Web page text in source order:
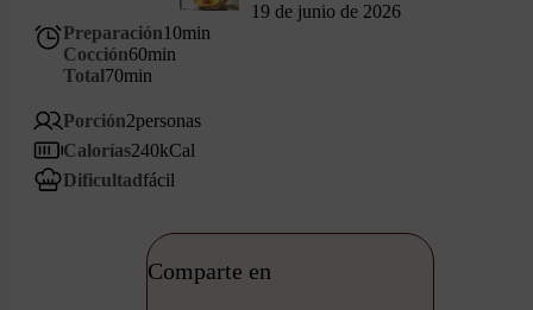
19 de junio de 2026
Preparación10min
Cocción60min
Total70min
Porción2personas
Calorías240kCal
Dificultadfácil
Comparte en